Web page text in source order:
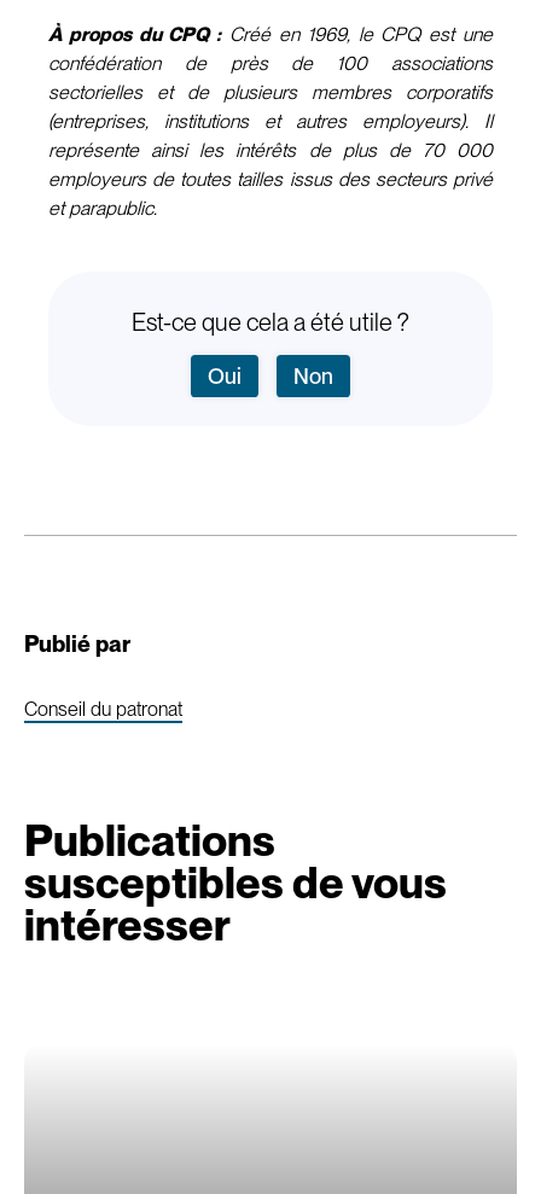
À propos du CPQ :Créé en 1969, le CPQ est une
confédération de près de 100 associations
sectorielles et de plusieurs membres corporatifs
(entreprises, institutions et autres employeurs). Il
représente ainsi les intérêts de plus de 70 000
employeurs de toutes tailles issus des secteurs privé
et parapublic.
Est-ce que cela a été utile ?
Oui Non
Publié par
Conseil du patronat
Publications
susceptibles de vous
intéresser